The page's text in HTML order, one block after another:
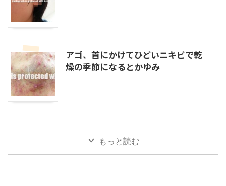
アゴ、首にかけてひどいニキビで乾
燥の季節になるとかゆみ
もっと読む